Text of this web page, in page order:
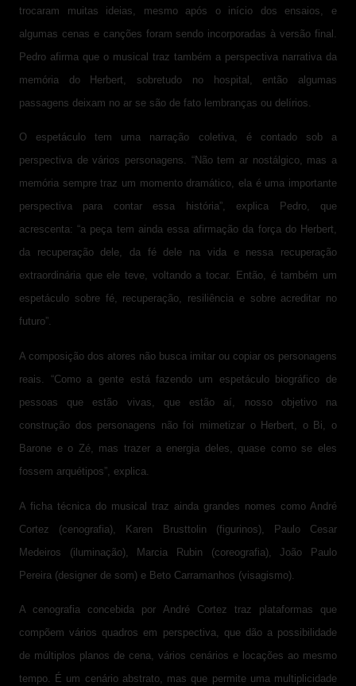
trocaram muitas ideias, mesmo após o início dos ensaios, e
algumas cenas e canções foram sendo incorporadas à versão final.
Pedro afirma que o musical traz também a perspectiva narrativa da
memória do Herbert, sobretudo no hospital, então algumas
passagens deixam no ar se são de fato lembranças ou delírios.
O espetáculo tem uma narração coletiva, é contado sob a
perspectiva de vários personagens. “Não tem ar nostálgico, mas a
memória sempre traz um momento dramático, ela é uma importante
perspectiva para contar essa história”, explica Pedro, que
acrescenta: “a peça tem ainda essa afirmação da força do Herbert,
da recuperação dele, da fé dele na vida e nessa recuperação
extraordinária que ele teve, voltando a tocar. Então, é também um
espetáculo sobre fé, recuperação, resiliência e sobre acreditar no
futuro”.
A composição dos atores não busca imitar ou copiar os personagens
reais. “Como a gente está fazendo um espetáculo biográfico de
pessoas que estão vivas, que estão aí, nosso objetivo na
construção dos personagens não foi mimetizar o Herbert, o Bi, o
Barone e o Zé, mas trazer a energia deles, quase como se eles
fossem arquétipos”, explica.
A ficha técnica do musical traz ainda grandes nomes como André
Cortez (cenografia), Karen Brusttolin (figurinos), Paulo Cesar
Medeiros (iluminação), Marcia Rubin (coreografia), João Paulo
Pereira (designer de som) e Beto Carramanhos (visagismo).
A cenografia concebida por André Cortez traz plataformas que
compõem vários quadros em perspectiva, que dão a possibilidade
de múltiplos planos de cena, vários cenários e locações ao mesmo
tempo. É um cenário abstrato, mas que permite uma multiplicidade